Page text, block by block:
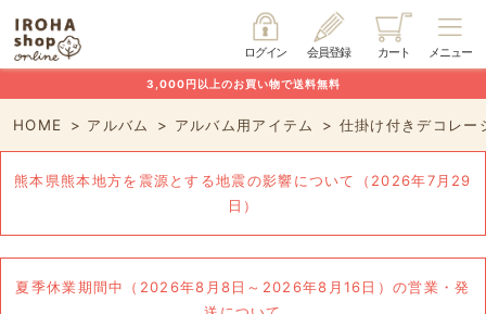
メニュー
カート
会員登録
ログイン
3,000円以上のお買い物で送料無料
HOME アルバム アルバム用アイテム 仕掛け付きデコレー
熊本県熊本地方を震源とする地震の影響について（2026年7月29
日）
夏季休業期間中（2026年8月8日～2026年8月16日）の営業・発